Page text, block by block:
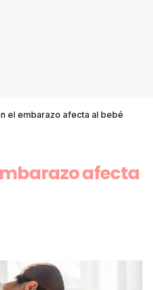
el embarazo afecta al bebé
afecta